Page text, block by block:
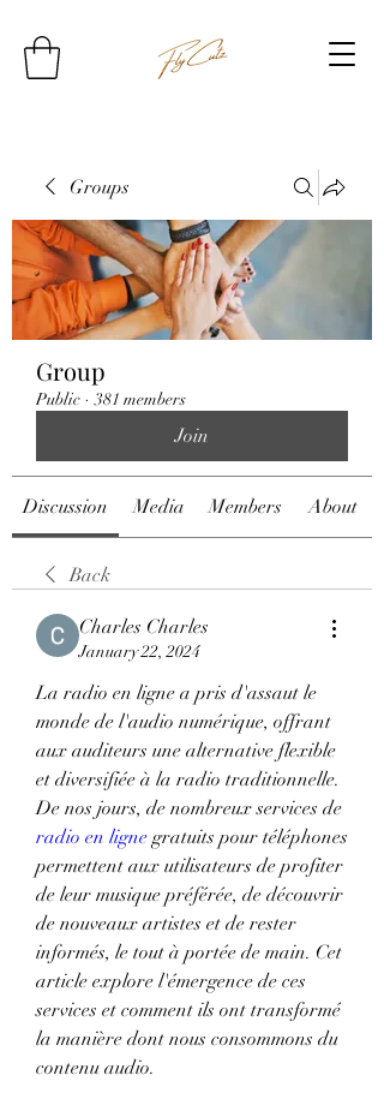
Groups
Group
Public · 381 members
Join
Discussion Media Members About
Back
Charles Charles
January 22, 2024
La radio en ligne a pris d'assaut le
monde de l'audio numérique, offrant
aux auditeurs une alternative flexible
et diversifiée à la radio traditionnelle.
radio en ligne gratuits pour téléphones
permettent aux utilisateurs de profiter
de leur musique préférée, de découvrir
de nouveaux artistes et de rester
informés, le tout à portée de main. Cet
article explore l'émergence de ces
services et comment ils ont transformé
la manière dont nous consommons du
contenu audio.